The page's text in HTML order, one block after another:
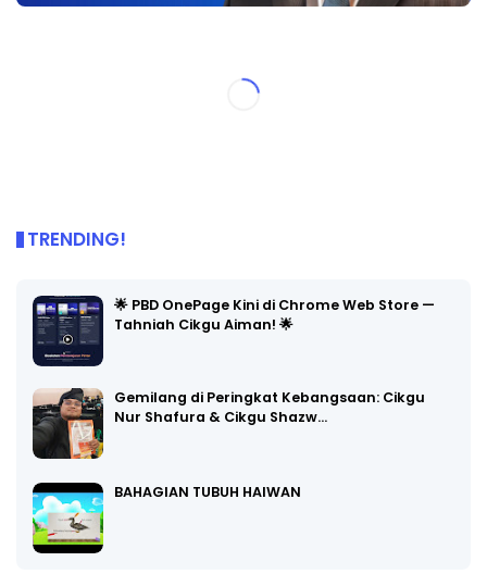
TRENDING!
🌟 PBD OnePage Kini di Chrome Web Store —
Tahniah Cikgu Aiman! 🌟
Gemilang di Peringkat Kebangsaan: Cikgu
Nur Shafura & Cikgu Shazw…
BAHAGIAN TUBUH HAIWAN